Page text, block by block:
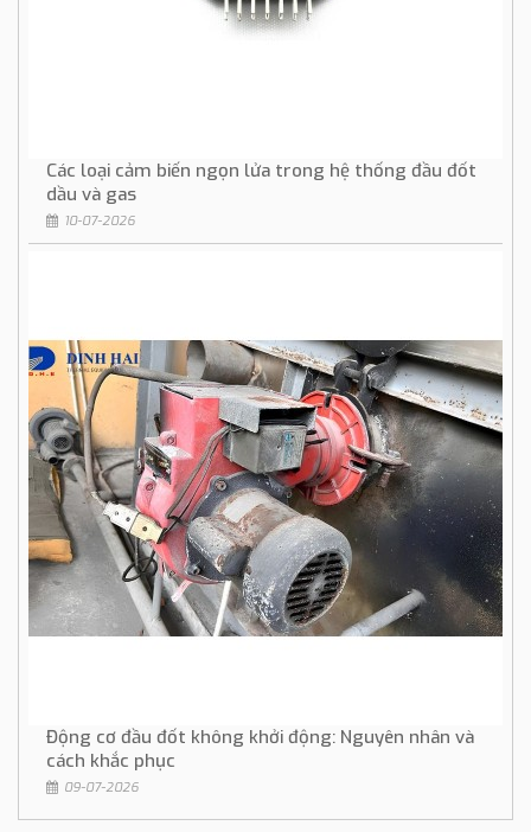
Các loại cảm biến ngọn lửa trong hệ thống đầu đốt
dầu và gas
10-07-2026
Động cơ đầu đốt không khởi động: Nguyên nhân và
cách khắc phục
09-07-2026